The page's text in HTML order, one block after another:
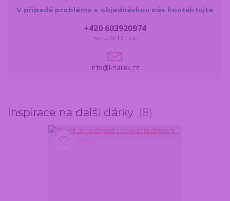
V případě problémů s objednávkou nás kontaktujte
+420 603920974
Po-Pá, 8-16 hod.
info@i-darek.cz
Inspirace na další dárky 8